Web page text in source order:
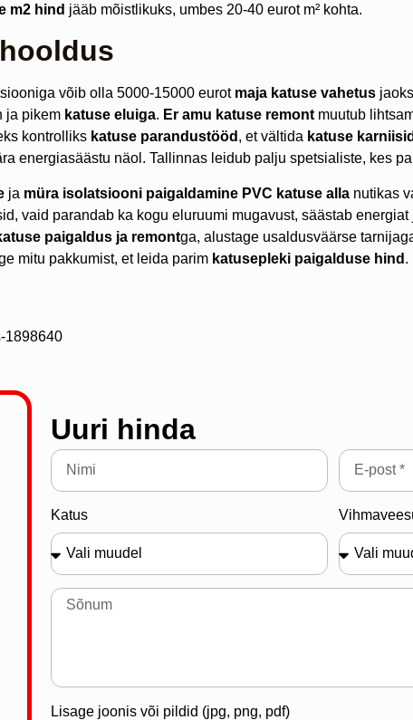
m2 hind jääb mõistlikuks, umbes 20-40 eurot m² kohta.
võib olla 5000-15000 eurot maja katuse vahetus
ja pikem katuse eluiga. Er amu katuse remont muutub
kontrolliks katuse parandustööd , et vältida katuse karniisid
energiasäästu näol. Tallinnas leidub palju spetsialiste, kes
ja müra isolatsiooni paigaldamine PVC katuse alla nutikas
vaid parandab ka kogu eluruumi mugavust, säästab
paigaldus ja remontga, alustage usaldusväärse
mitu pakkumist, et leida parim katusepleki paigalduse hind .
1898640
Uuri hinda
Katus
Lisage joonis või pildid (jpg, png, pdf)